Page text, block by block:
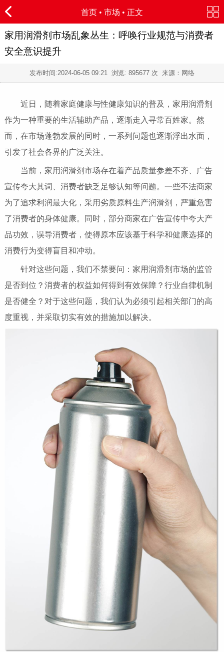
首页 • 市场 • 正文
家用润滑剂市场乱象丛生：呼唤行业规范与消费者
安全意识提升
发布时间:2024-06-05 09:21 浏览: 895677 次 来源：网络
近日，随着家庭健康与性健康知识的普及，家用润滑剂
作为一种重要的生活辅助产品，逐渐走入寻常百姓家。然
而，在市场蓬勃发展的同时，一系列问题也逐渐浮出水面，
引发了社会各界的广泛关注。
当前，家用润滑剂市场存在着产品质量参差不齐、广告
宣传夸大其词、消费者缺乏足够认知等问题。一些不法商家
为了追求利润最大化，采用劣质原料生产润滑剂，严重危害
了消费者的身体健康。同时，部分商家在广告宣传中夸大产
品功效，误导消费者，使得原本应该基于科学和健康选择的
消费行为变得盲目和冲动。
针对这些问题，我们不禁要问：家用润滑剂市场的监管
是否到位？消费者的权益如何得到有效保障？行业自律机制
是否健全？对于这些问题，我们认为必须引起相关部门的高
度重视，并采取切实有效的措施加以解决。